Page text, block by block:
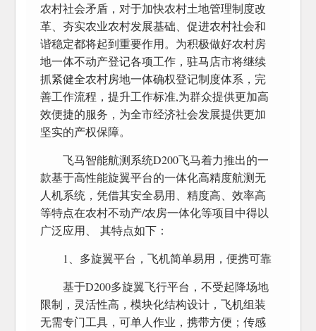
农村社会矛盾，对于加快农村土地管理制度改
革、夯实农业农村发展基础、促进农村社会和
谐稳定都将起到重要作用。为积极做好农村房
地一体不动产登记各项工作，驻马店市将继续
抓紧健全农村房地一体确权登记制度体系，完
善工作流程，提升工作标准,为群众提供更加高
效便捷的服务，为全市经济社会发展提供更加
坚实的产权保障。
飞马智能航测系统D200飞马着力推出的一
款基于高性能旋翼平台的一体化高精度航测无
人机系统，凭借其安全易用、精度高、效率高
等特点在农村不动产/农房一体化等项目中得以
广泛应用、 其特点如下：
1、多旋翼平台，飞机简单易用，便携可靠
基于D200多旋翼飞行平台，不受起降场地
限制，灵活性高，模块化结构设计，飞机组装
无需专门工具，可单人作业，携带方便；传感